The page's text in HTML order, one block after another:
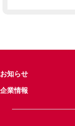
お知らせ
企業情報